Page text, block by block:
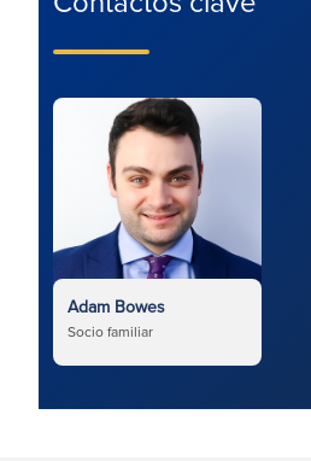
Adam Bowes
Socio familiar